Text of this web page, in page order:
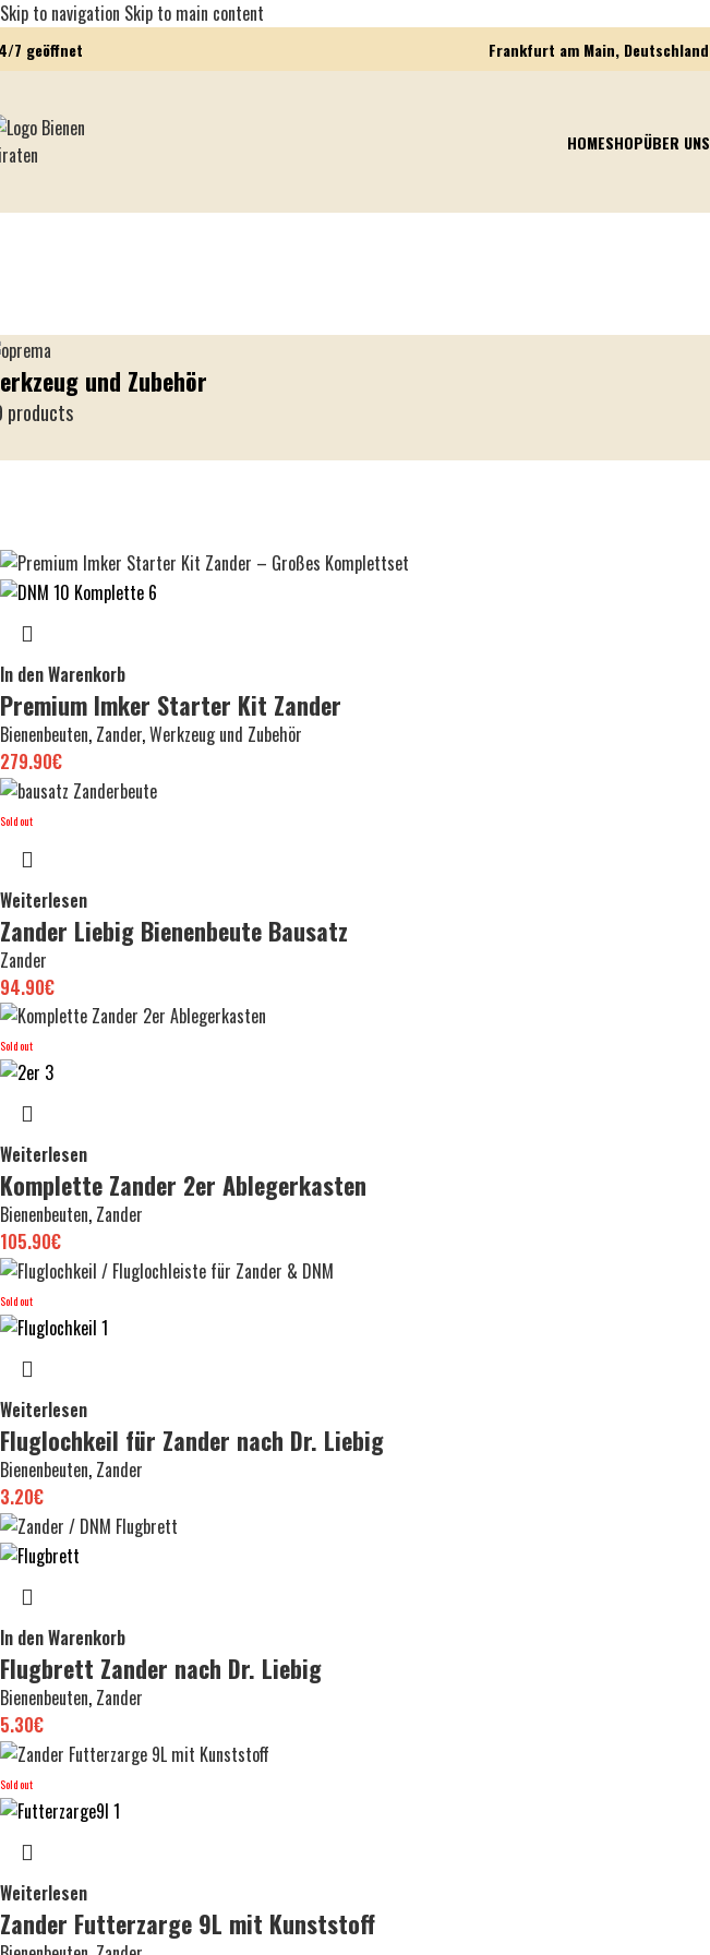
Skip to navigation Skip to main content
7 geöffnet Frankfurt am Main, Deutschland
HOMESHOPÜBER UNS
und Zubehör
products
In den Warenkorb
Premium Imker Starter Kit Zander
Bienenbeuten, Zander,Werkzeug und Zubehör
279.90€
Sold out
Weiterlesen
Zander Liebig Bienenbeute Bausatz
Zander
94.90€
Sold out
Weiterlesen
Komplette Zander 2er Ablegerkasten
Bienenbeuten, Zander
105.90€
Sold out
Weiterlesen
Fluglochkeil für Zander nach Dr. Liebig
Bienenbeuten, Zander
3.20€
In den Warenkorb
Flugbrett Zander nach Dr. Liebig
Bienenbeuten, Zander
5.30€
Sold out
Weiterlesen
Zander Futterzarge 9L mit Kunststoff